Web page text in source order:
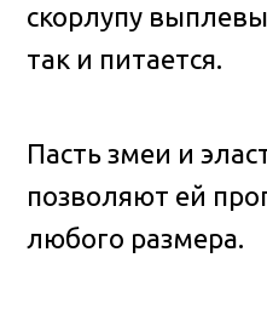
скорлупу
так и питается.
Пасть змеи и
позволяют ей
любого размера.